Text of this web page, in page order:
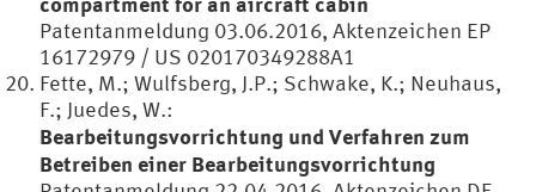
Patentanmeldung 03.06.2016, Aktenzeichen EP
16172979 / US 020170349288A1
Fette, M.; Wulfsberg, J.P.; Schwake, K.; Neuhaus,
F.; Juedes, W.:
Bearbeitungsvorrichtung und Verfahren zum
Betreiben einer Bearbeitungsvorrichtung